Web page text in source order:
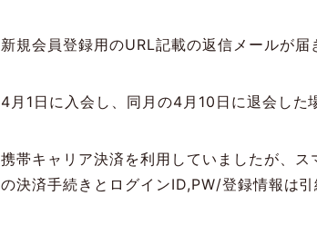
新規会員登録用のURL記載の返信メールが届
4月1日に入会し、同月の4月10日に退会した
携帯キャリア決済を利用していましたが、
の決済手続きとログインID,PW/登録情報は引